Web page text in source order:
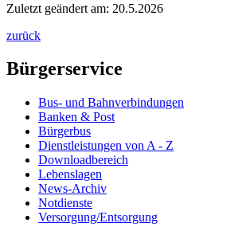
Zuletzt geändert am: 20.5.2026
zurück
Bürgerservice
Bus- und Bahnverbindungen
Banken & Post
Bürgerbus
Dienstleistungen von A - Z
Downloadbereich
Lebenslagen
News-Archiv
Notdienste
Versorgung/Entsorgung